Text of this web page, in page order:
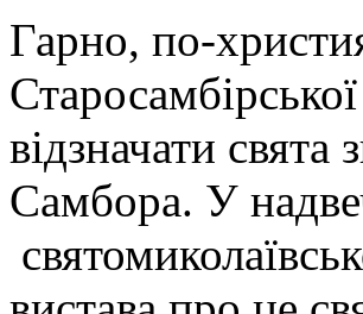
Гарно, по-
відзначати
Самбора. У